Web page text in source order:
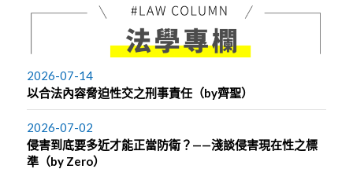
2026-07-14
以合法內容脅迫性交之刑事責任（by齊聖）
2026-07-02
侵害到底要多近才能正當防衛？——淺談侵害現在性之標
準（by Zero）